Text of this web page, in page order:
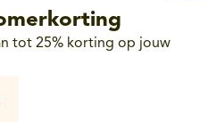
tot 25% korting op jouw